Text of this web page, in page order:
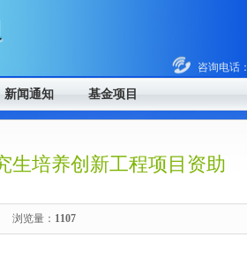
咨询电话：
新闻通知 基金项目
生培养创新工程项目资助
浏览量： 1107